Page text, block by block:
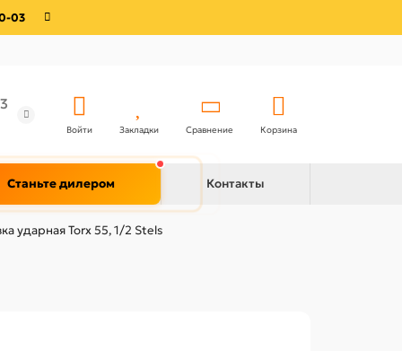
03
Войти Закладки Сравнение Корзина
Станьте дилером Контакты
ударная Torx 55, 1/2 Stels